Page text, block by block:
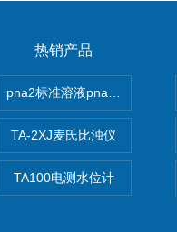
热销产品
pna2标准溶液pna3 pna4
TA-2XJ麦氏比浊仪
TA100电测水位计